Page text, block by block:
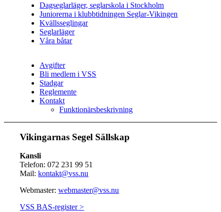
Dagseglarläger, seglarskola i Stockholm
Juniorerna i klubbtidningen Seglar-Vikingen
Kvällsseglingar
Seglarläger
Våra båtar
Avgifter
Bli medlem i VSS
Stadgar
Reglemente
Kontakt
Funktionärsbeskrivning
Vikingarnas Segel Sällskap
Kansli
Telefon: 072 231 99 51
Mail:kontakt@vss.nu
Webmaster:webmaster@vss.nu
VSS BAS-register >